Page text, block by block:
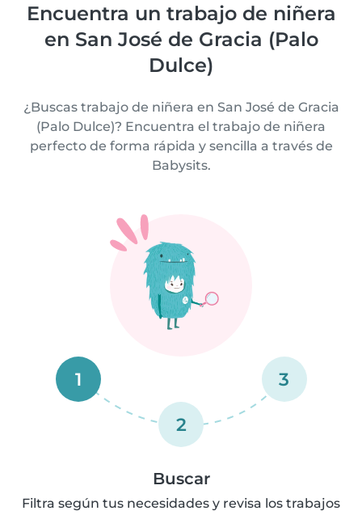
Encuentra un trabajo de niñera
en San José de Gracia (Palo
Dulce)
¿Buscas trabajo de niñera en San José de Gracia
(Palo Dulce)? Encuentra el trabajo de niñera
perfecto de forma rápida y sencilla a través de
Babysits.
1
2
3
Buscar
Filtra según tus necesidades y revisa los trabajos